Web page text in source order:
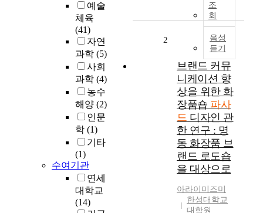
예술
체육
(41)
자연
과학 (5)
사회
과학 (4)
농수
해양 (2)
인문
학 (1)
기타
(1)
수여기관
연세
대학교
(14)
조
회
음성
듣기
2
브랜드 커뮤
니케이션 향
상을 위한 화
장품숍 파사
드 디자인 관
한 연구 : 명
동 화장품 브
랜드 로도숍
을 대상으로
아라이미즈미
한성대학교
대학원